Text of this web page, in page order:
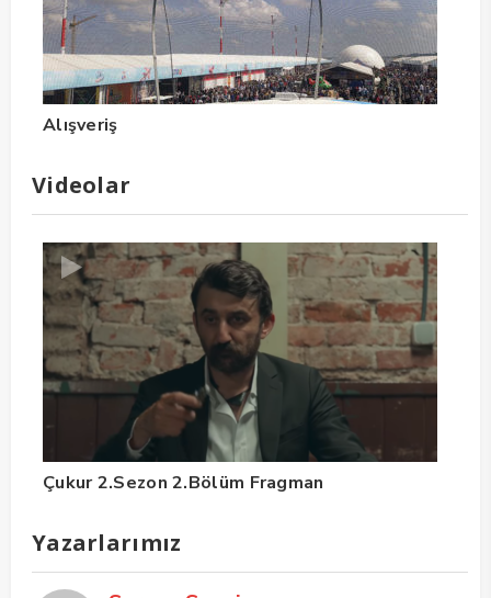
Alışveriş
Videolar
Çukur 2.Sezon 2.Bölüm Fragman
Yazarlarımız